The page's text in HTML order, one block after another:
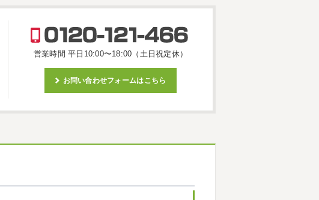
営業時間 平日10:00〜18:00（土日祝定休）
お問い合わせフォームはこちら